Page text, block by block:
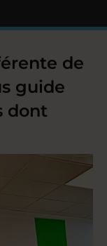
de
guide
dont